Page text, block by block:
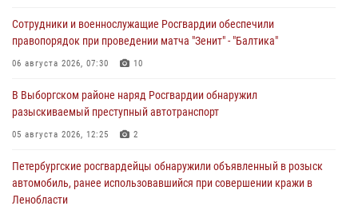
Сотрудники и военнослужащие Росгвардии обеспечили
правопорядок при проведении матча "Зенит" - "Балтика"
06 августа 2026, 07:30 10
В Выборгском районе наряд Росгвардии обнаружил
разыскиваемый преступный автотранспорт
05 августа 2026, 12:25 2
Петербургские росгвардейцы обнаружили объявленный в розыск
автомобиль, ранее использовавшийся при совершении кражи в
Ленобласти